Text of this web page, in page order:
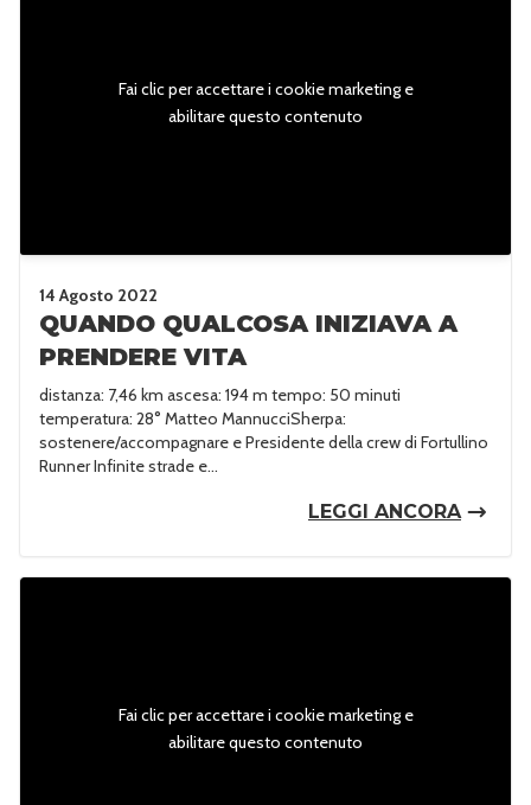
Fai clic per accettare i cookie marketing e
abilitare questo contenuto
14 Agosto 2022
QUANDO QUALCOSA INIZIAVA A
PRENDERE VITA
distanza: 7,46 km ascesa: 194 m tempo: 50 minuti
temperatura: 28° Matteo MannucciSherpa:
sostenere/accompagnare e Presidente della crew di Fortullino
Runner Infinite strade e...
LEGGI ANCORA
Fai clic per accettare i cookie marketing e
abilitare questo contenuto